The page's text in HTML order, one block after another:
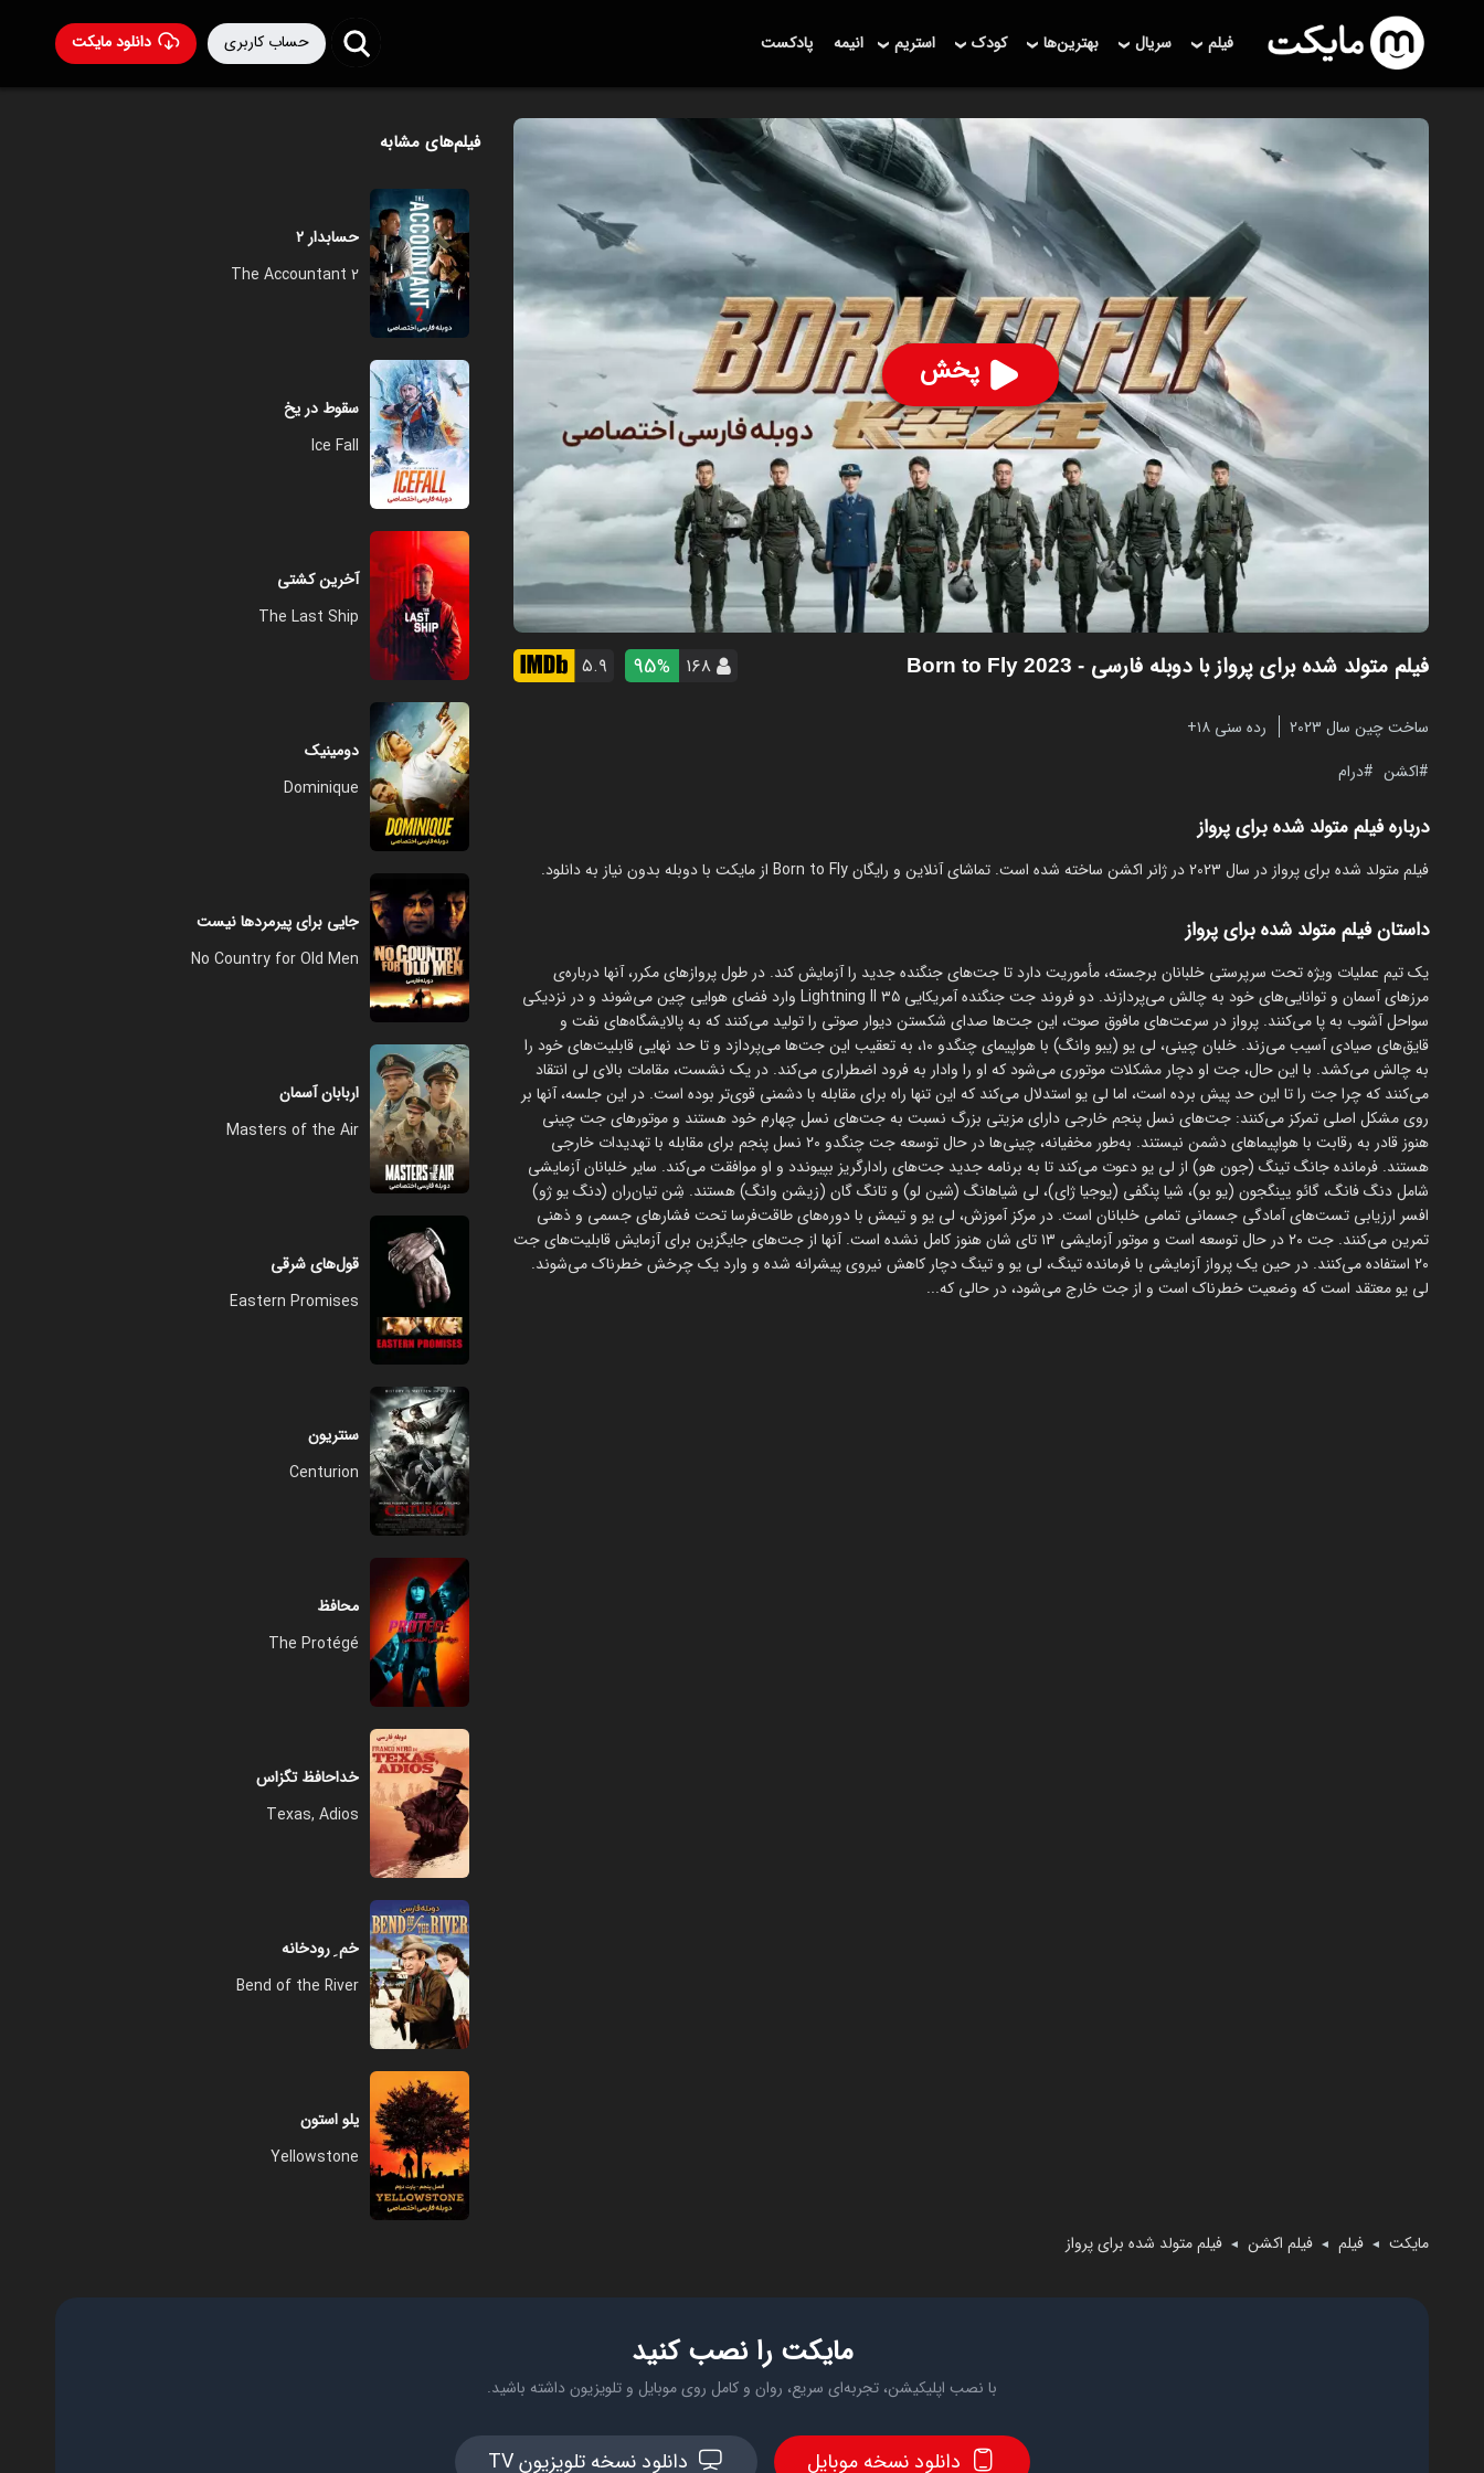
دانلود مایکت حساب کاربری فیلم سریال بهترین‌ها کودک استریم انیمه پادکست
پخش
فیلم متولد شده برای پرواز با دوبله فارسی - Born to Fly 2023 ۱۶۸ 95% ۵.۹
ساخت چین سال 2023
رده سنی ۱۸+
اکشن
درام
درباره فیلم متولد شده برای پرواز
فیلم متولد شده برای پرواز در سال 2023 در ژانر اکشن ساخته شده است. تماشای آنلاین و رایگان Born to Fly از مایکت با دوبله بدون نیاز به دانلود.
داستان فیلم متولد شده برای پرواز
یک تیم عملیات ویژه تحت سرپرستی خلبانان برجسته، مأموریت دارد تا جت‌های جنگنده جدید را آزمایش کند. در طول پروازهای مکرر، آنها درباره‌ی
مرزهای آسمان و توانایی‌های خود به چالش می‌پردازند. دو فروند جت جنگنده آمریکایی ۳۵ Lightning II وارد فضای هوایی چین می‌شوند و در نزدیکی
سواحل آشوب به پا می‌کنند. پرواز در سرعت‌های مافوق صوت، این جت‌ها صدای شکستن دیوار صوتی را تولید می‌کنند که به پالایشگاه‌های نفت و
قایق‌های صیادی آسیب می‌زند. خلبان چینی، لی یو (یبو وانگ) با هواپیمای چنگدو ۱۰، به تعقیب این جت‌ها می‌پردازد و تا حد نهایی قابلیت‌های خود را
به چالش می‌کشد. با این حال، جت او دچار مشکلات موتوری می‌شود که او را وادار به فرود اضطراری می‌کند. در یک نشست، مقامات بالای لی انتقاد
می‌کنند که چرا جت را تا این حد پیش برده است، اما لی یو استدلال می‌کند که این تنها راه برای مقابله با دشمنی قوی‌تر بوده است. در این جلسه، آنها بر
روی مشکل اصلی تمرکز می‌کنند: جت‌های نسل پنجم خارجی دارای مزیتی بزرگ نسبت به جت‌های نسل چهارم خود هستند و موتورهای جت چینی
هنوز قادر به رقابت با هواپیماهای دشمن نیستند. به‌طور مخفیانه، چینی‌ها در حال توسعه جت چنگدو ۲۰ نسل پنجم برای مقابله با تهدیدات خارجی
هستند. فرمانده جانگ تینگ (جون هو) از لی یو دعوت می‌کند تا به برنامه جدید جت‌های رادارگریز بپیوندد و او موافقت می‌کند. سایر خلبانان آزمایشی
شامل دنگ فانگ، گائو یینگجون (یو بو)، شیا پنگفی (یوجیا ژای)، لی شیاهانگ (شین لو) و تانگ گان (زیشن وانگ) هستند. شِن تیان‌ران (دنگ یو ژو)
افسر ارزیابی تست‌های آمادگی جسمانی تمامی خلبانان است. در مرکز آموزش، لی یو و تیمش با دوره‌های طاقت‌فرسا تحت فشارهای جسمی و ذهنی
تمرین می‌کنند. جت ۲۰ در حال توسعه است و موتور آزمایشی ۱۳ تای شان هنوز کامل نشده است. آنها از جت‌های جایگزین برای آزمایش قابلیت‌های جت
۲۰ استفاده می‌کنند. در حین یک پرواز آزمایشی با فرمانده تینگ، لی یو و تینگ دچار کاهش نیروی پیشرانه شده و وارد یک چرخش خطرناک می‌شوند.
لی یو معتقد است که وضعیت خطرناک است و از جت خارج می‌شود، در حالی که...
مایکت ◄ فیلم ◄ فیلم اکشن ◄ فیلم متولد شده برای پرواز
فیلم‌های مشابه
حسابدار ۲
The Accountant 2
سقوط در یخ
Ice Fall
آخرین کشتی
The Last Ship
دومینیک
Dominique
جایی برای پیرمردها نیست
No Country for Old Men
اربابان آسمان
Masters of the Air
قول‌های شرقی
Eastern Promises
سنتریون
Centurion
محافظ
The Protégé
خداحافظ تگزاس
Texas, Adios
خم ِ رودخانه
Bend of the River
یلو استون
Yellowstone
مایکت را نصب کنید
با نصب اپلیکیشن، تجربه‌ای سریع، روان و کامل روی موبایل و تلویزیون داشته باشید.
دانلود نسخه موبایل دانلود نسخه تلویزیون TV